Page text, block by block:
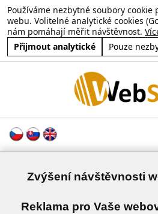
Používáme nezbytné soubory
webu. Volitelné analytické cookies
nám pomáhají měřit návštěvnost.
Přijmout analytické
Pouze
Zvýšení návštěvnosti
Reklama pro Vaše